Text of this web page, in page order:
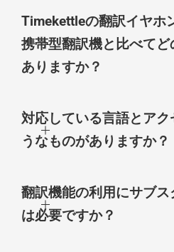
Timekettleの翻訳イヤホ
携帯型翻訳機と比べて
ありますか？
対応している言語とアク
うなものがありますか？
翻訳機能の利用にサブ
は必要ですか？